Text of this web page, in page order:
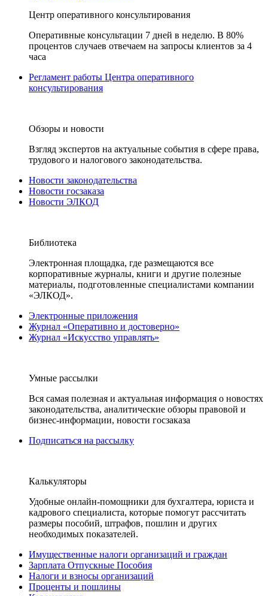
Центр оперативного консультирования
Оперативные консультации 7 дней в неделю. В 80%
процентов случаев отвечаем на запросы клиентов за 4
часа
Регламент работы Центра оперативного
консультирования
Обзоры и новости
Взгляд экспертов на актуальные события в сфере права,
трудового и налогового законодательства.
Новости законодательства
Новости госзаказа
Новости ЭЛКОД
Библиотека
Электронная площадка, где размещаются все
корпоративные журналы, книги и другие полезные
материалы, подготовленные специалистами компании
«ЭЛКОД».
Электронные приложения
Журнал «Оперативно и достоверно»
Журнал «Искусство управлять»
Умные рассылки
Вся самая полезная и актуальная информация о новостях
законодательства, аналитические обзоры правовой и
бизнес-информации, новости госзаказа
Подписаться на рассылку
Калькуляторы
Удобные онлайн-помощники для бухгалтера, юриста и
кадрового специалиста, которые помогут рассчитать
размеры пособий, штрафов, пошлин и других
необходимых показателей.
Имущественные налоги организаций и граждан
Зарплата Отпускные Пособия
Налоги и взносы организаций
Проценты и пошлины